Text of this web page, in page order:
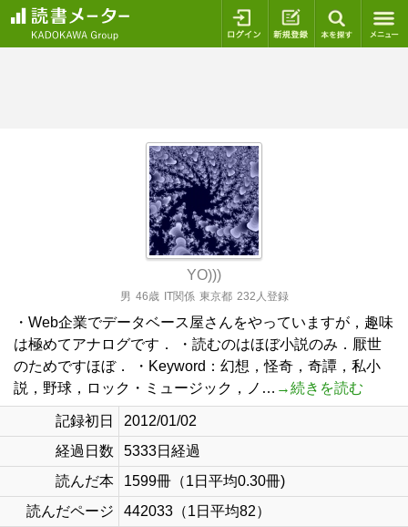
ログイン 新規登録
YO)))
男 46歳 IT関係 東京都 232人登録
・Web企業でデータベース屋さんをやっていますが，趣味
は極めてアナログです． ・読むのはほぼ小説のみ．厭世
のためですほぼ． ・Keyword：幻想，怪奇，奇譚，私小
説，野球，ロック・ミュージック，ノ… →続きを読む
記録初日
2012/01/02
経過日数
5333日経過
読んだ本
1599冊（1日平均0.30冊)
読んだページ
442033（1日平均82）